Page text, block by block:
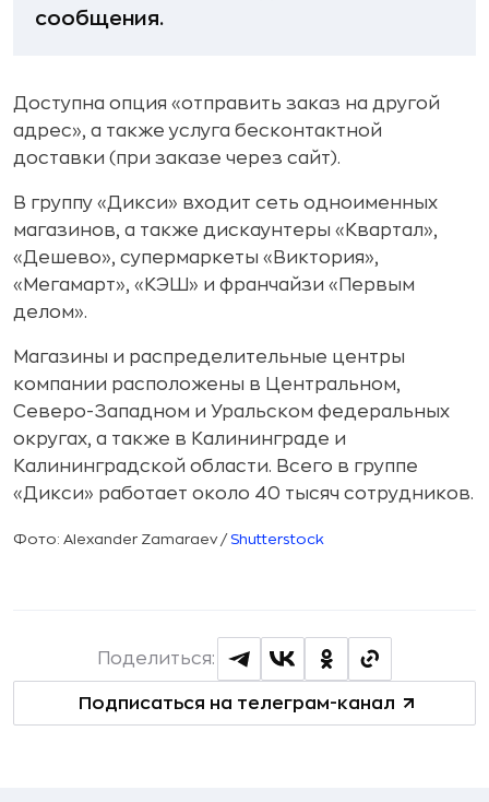
сообщения.
Доступна опция «отправить заказ на другой
адрес», а также услуга бесконтактной
доставки (при заказе через сайт).
В группу «Дикси» входит сеть одноименных
магазинов, а также дискаунтеры «Квартал»,
«Дешево», супермаркеты «Виктория»,
«Мегамарт», «КЭШ» и франчайзи «Первым
делом».
Магазины и распределительные центры
компании расположены в Центральном,
Северо-Западном и Уральском федеральных
округах, а также в Калининграде и
Калининградской области. Всего в группе
«Дикси» работает около 40 тысяч сотрудников.
Фото: Alexander Zamaraev / Shutterstock
Подписаться на телеграм-канал
Поделиться: